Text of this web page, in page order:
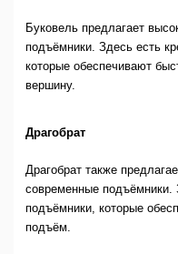
Буковель предлагает
подъёмники. Здесь есть
которые обеспечивают
вершину.
Драгобрат
Драгобрат также
современные подъёмники.
подъёмники, которые
подъём.